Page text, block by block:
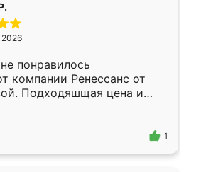
2026
понравилось
компании Ренессанс от
Подходяшщая цена и
изготовления. Приехавший
Владислав
эскизу самый
1